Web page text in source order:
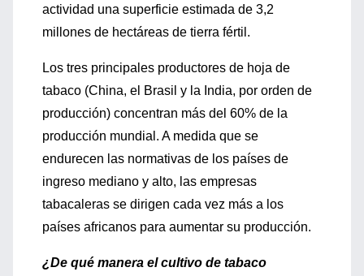
actividad una superficie estimada de 3,2
millones de hectáreas de tierra fértil.
Los tres principales productores de hoja de
tabaco (China, el Brasil y la India, por orden de
producción) concentran más del 60% de la
producción mundial. A medida que se
endurecen las normativas de los países de
ingreso mediano y alto, las empresas
tabacaleras se dirigen cada vez más a los
países africanos para aumentar su producción.
¿De qué manera el cultivo de tabaco